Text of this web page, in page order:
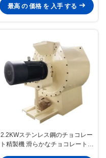
めの設備
最高 の 価格 を 入手 する
2.2KWステンレス鋼のチョコレー
ト精製機 滑らかなチョコレート質